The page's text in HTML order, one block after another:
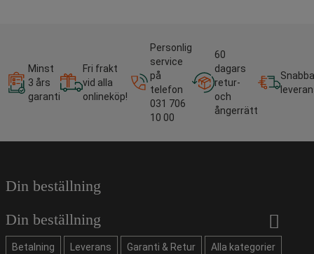
Minst
3 års
garanti
Fri frakt
vid alla
onlineköp!
Personlig
service
på
telefon
031 706
10 00
60
dagars
retur-
och
ångerrätt
Snabba
Din beställning
Din beställning
Betalning Leverans Garanti & Retur Alla kategorier